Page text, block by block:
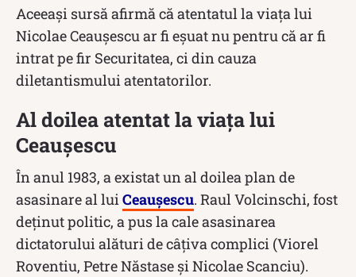
Aceeași sursă afirmă că atentatul la viața lui
Nicolae Ceaușescu ar fi eșuat nu pentru că ar fi
intrat pe fir Securitatea, ci din cauza
diletantismului atentatorilor.
Al doilea atentat la viața lui
Ceaușescu
În anul 1983, a existat un al doilea plan de
asasinare al lui Ceaușescu. Raul Volcinschi, fost
deținut politic, a pus la cale asasinarea
dictatorului alături de câțiva complici (Viorel
Roventiu, Petre Năstase și Nicolae Scanciu).